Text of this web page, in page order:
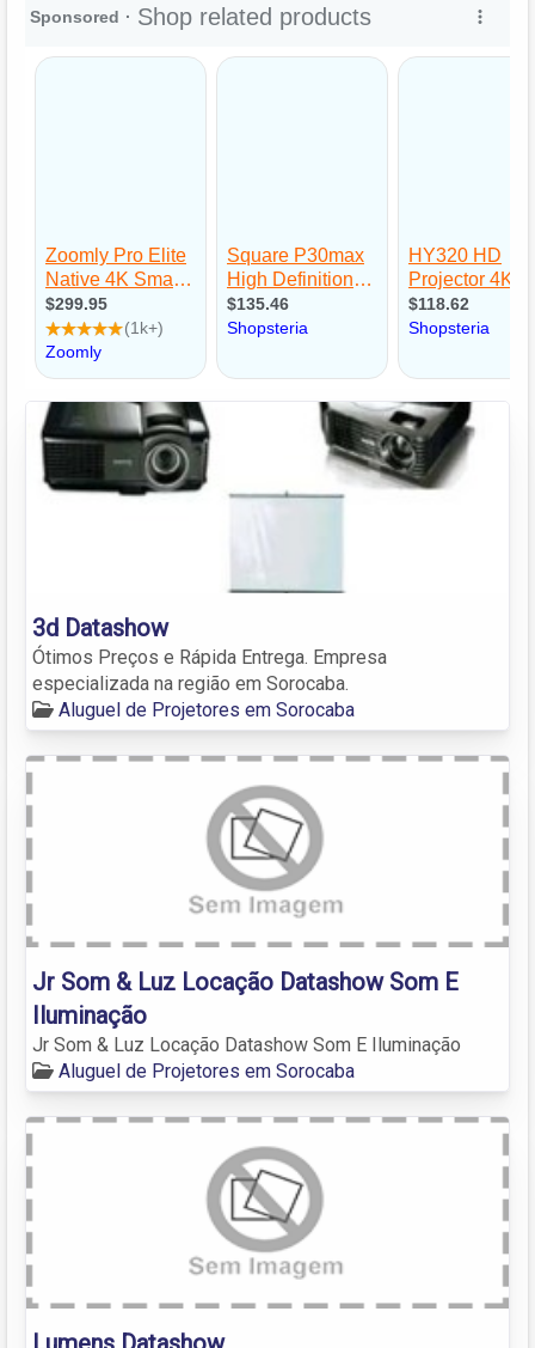
3d Datashow
Ótimos Preços e Rápida Entrega. Empresa
especializada na região em Sorocaba.
Aluguel de Projetores em Sorocaba
Jr Som & Luz Locação Datashow Som E
Iluminação
Jr Som & Luz Locação Datashow Som E Iluminação
Aluguel de Projetores em Sorocaba